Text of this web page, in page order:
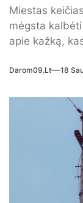
Miestas
mėgsta
apie kažką,
Darom09.lt 18